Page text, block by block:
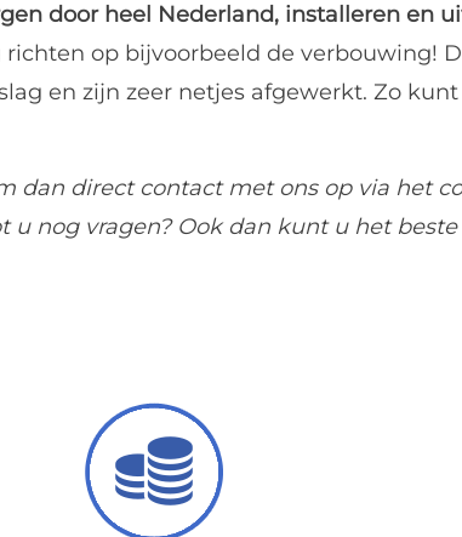
door heel Nederland, installeren en
op bijvoorbeeld de verbouwing!
en zijn zeer netjes afgewerkt. Zo
dan direct contact met ons op via het
nog vragen? Ook dan kunt u het beste